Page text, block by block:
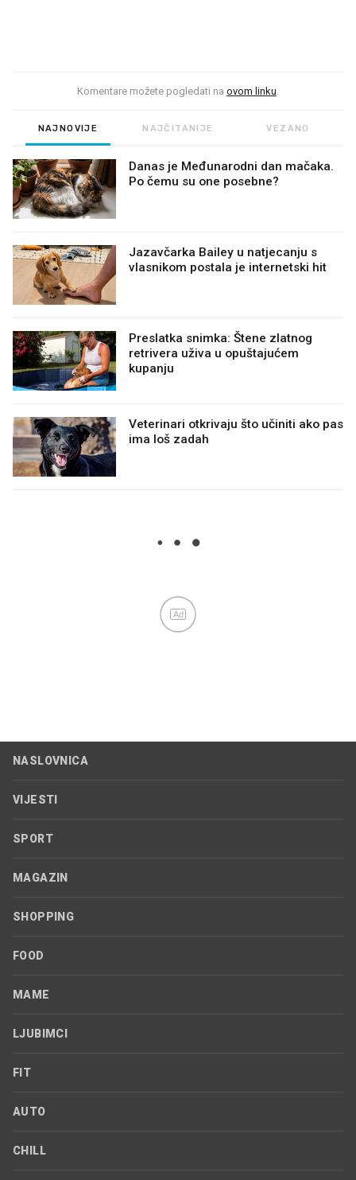
Komentare možete pogledati na ovom linku.
NAJNOVIJE NAJČITANIJE VEZANO
Danas je Međunarodni dan mačaka.
Po čemu su one posebne?
Jazavčarka Bailey u natjecanju s
vlasnikom postala je internetski hit
Preslatka snimka: Štene zlatnog
retrivera uživa u opuštajućem
kupanju
Veterinari otkrivaju što učiniti ako pas
ima loš zadah
Ad
NASLOVNICA
VIJESTI
SPORT
MAGAZIN
SHOPPING
FOOD
MAME
LJUBIMCI
FIT
AUTO
CHILL